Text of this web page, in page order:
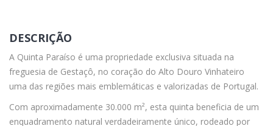
DESCRIÇÃO
A Quinta Paraíso é uma propriedade exclusiva situada na
freguesia de Gestaçô, no coração do Alto Douro Vinhateiro
uma das regiões mais emblemáticas e valorizadas de Portugal.
Com aproximadamente 30.000 m², esta quinta beneficia de um
enquadramento natural verdadeiramente único, rodeado por